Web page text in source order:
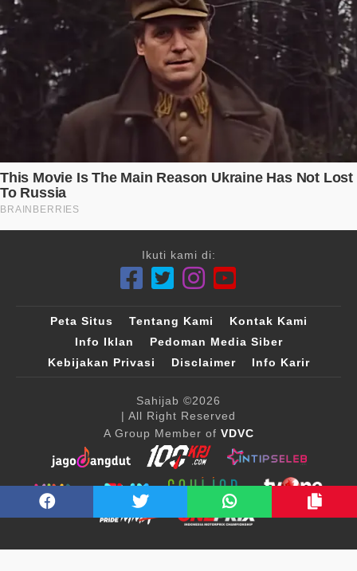
Ikuti kami di:
Peta Situs Tentang Kami
Kontak Kami
Info Iklan
Pedoman Media Siber
Kebijakan Privasi
Disclaimer Info Karir
Sahijab ©2026
| All Right Reserved
A Group Member of VDVC